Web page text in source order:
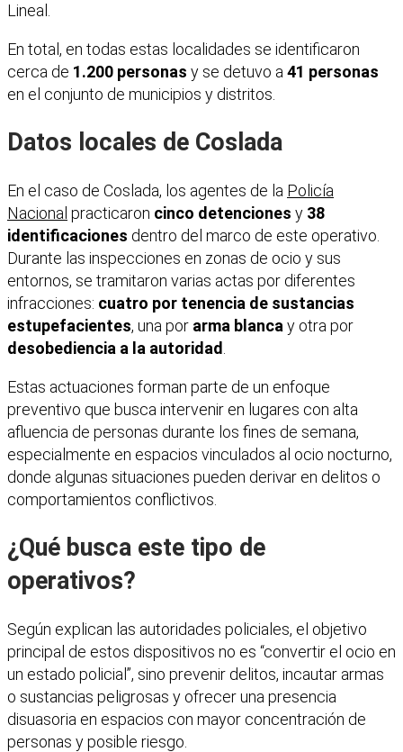
Lineal.
En total, en todas estas localidades se identificaron
cerca de 1.200 personas y se detuvo a41 personas
en el conjunto de municipios y distritos.
Datos locales de Coslada
En el caso de Coslada, los agentes de la Policía
Nacional practicaron cinco detenciones y 38
identificaciones dentro del marco de este operativo.
Durante las inspecciones en zonas de ocio y sus
entornos, se tramitaron varias actas por diferentes
infracciones: cuatro por tenencia de sustancias
estupefacientes, una por arma blanca y otra por
desobediencia a la autoridad
Estas actuaciones forman parte de un enfoque
preventivo que busca intervenir en lugares con alta
afluencia de personas durante los fines de semana,
especialmente en espacios vinculados al ocio nocturno,
donde algunas situaciones pueden derivar en delitos o
comportamientos conflictivos.
¿Qué busca este tipo de
operativos?
Según explican las autoridades policiales, el objetivo
principal de estos dispositivos no es “convertir el ocio en
un estado policial”, sino prevenir delitos, incautar armas
o sustancias peligrosas y ofrecer una presencia
disuasoria en espacios con mayor concentración de
personas y posible riesgo.